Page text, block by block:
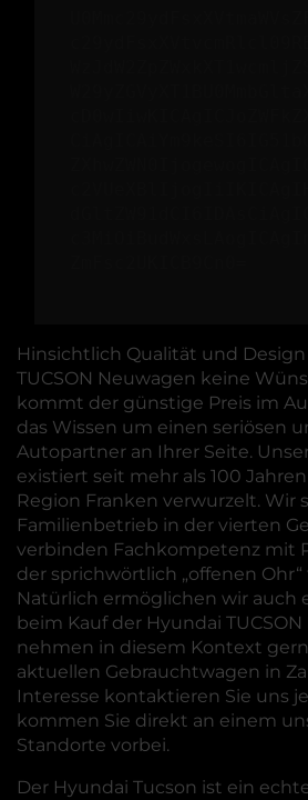
Hinsichtlich Qualität und
TUCSON Neuwagen keine
kommt der günstige Preis im
das Wissen um einen seriösen
Autopartner an Ihrer Seite.
existiert seit mehr als 100
Region Franken verwurzelt. Wir
Familienbetrieb in der vierten
verbinden Fachkompetenz mit
der sprichwörtlich „offenen
Natürlich ermöglichen wir auch
beim Kauf der Hyundai
nehmen in diesem Kontext
aktuellen Gebrauchtwagen in
Interesse kontaktieren Sie uns
kommen Sie direkt an einem
Standorte vorbei.
Der Hyundai Tucson ist ein